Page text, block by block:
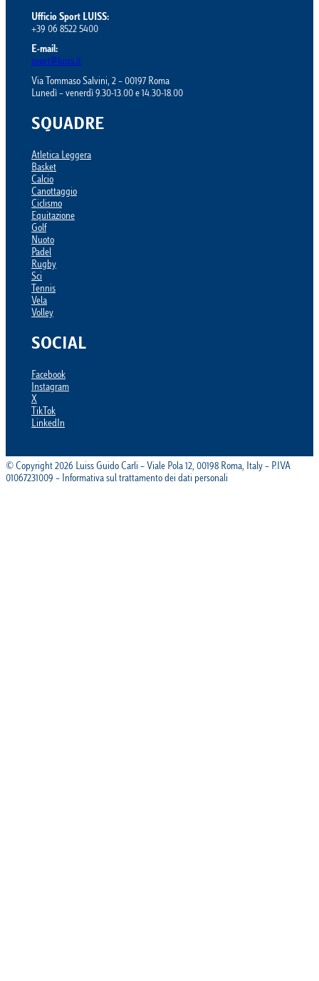
Ufficio Sport LUISS:
+39 06 8522 5400
E-mail:
sport@luiss.it
Via Tommaso Salvini, 2 – 00197 Roma
Lunedì – venerdì 9.30-13.00 e 14.30-18.00
SQUADRE
Atletica Leggera
Basket
Calcio
Canottaggio
Ciclismo
Equitazione
Golf
Nuoto
Padel
Rugby
Sci
Tennis
Vela
Volley
SOCIAL
Facebook
Instagram
X
TikTok
LinkedIn
© Copyright 2026 Luiss Guido Carli – Viale Pola 12, 00198 Roma, Italy – P.IVA
01067231009 – Informativa sul trattamento dei dati personali